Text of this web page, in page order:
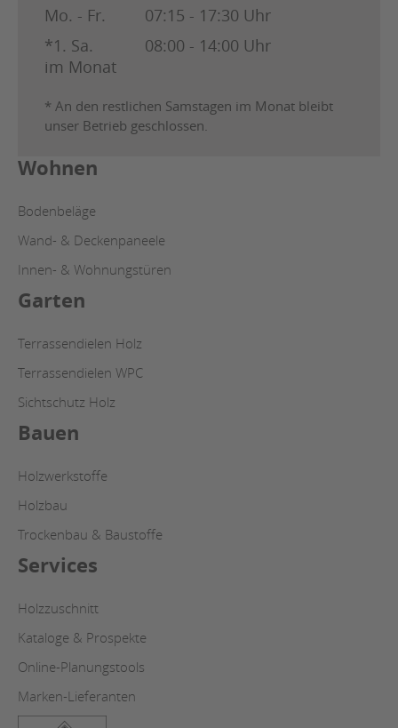
Mo. - Fr.
07:15 - 17:30 Uhr
*1. Sa.
im Monat
08:00 - 14:00 Uhr
* An den restlichen Samstagen im Monat bleibt
unser Betrieb geschlossen.
Wohnen
Bodenbeläge
Wand- & Deckenpaneele
Innen- & Wohnungstüren
Garten
Terrassendielen Holz
Terrassendielen WPC
Sichtschutz Holz
Bauen
Holzwerkstoffe
Holzbau
Trockenbau & Baustoffe
Services
Holzzuschnitt
Kataloge & Prospekte
Online-Planungstools
Marken-Lieferanten